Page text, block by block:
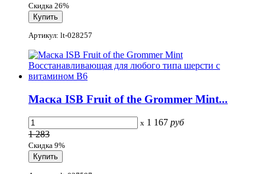
Скидка 26%
Артикул: lt-028257
Маска ISB Fruit of the Grommer Mint...
x 1 167 руб
1 283
Скидка 9%